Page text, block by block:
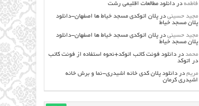
فاطمه دردانلود مطالعات اقليمي رشت
مجید حسینی درپلان اتوکدی مسجد خیاط ها اصفهان-دانلود
پلان مسجد خیاط
مجید حسینی درپلان اتوکدی مسجد خیاط ها اصفهان-دانلود
پلان مسجد خیاط
محمد دردانلود فونت کاتب اتوکد+نحوه استفاده از فونت کاتب
در اتوکد
مریم دردانلود پلان کدی خانه اشیدری-نما و برش خانه
اشیدری کرمان